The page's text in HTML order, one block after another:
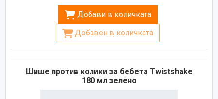
Добави в количката
Добавен в количката
Шише против колики за бебета Twistshake
180 мл зелено